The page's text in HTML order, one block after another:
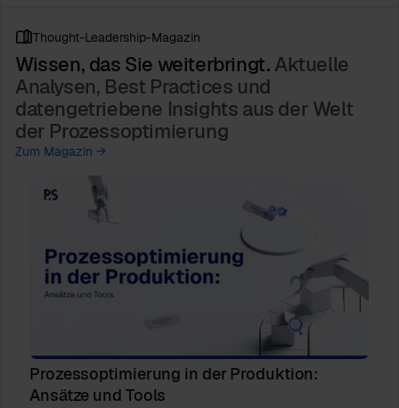
Thought-Leadership-Magazin
Wissen, das Sie weiterbringt. Aktuelle
Analysen, Best Practices und
datengetriebene Insights aus der Welt
der Prozessoptimierung
Zum Magazin →
Prozessoptimierung in der Produktion:
Ansätze und Tools